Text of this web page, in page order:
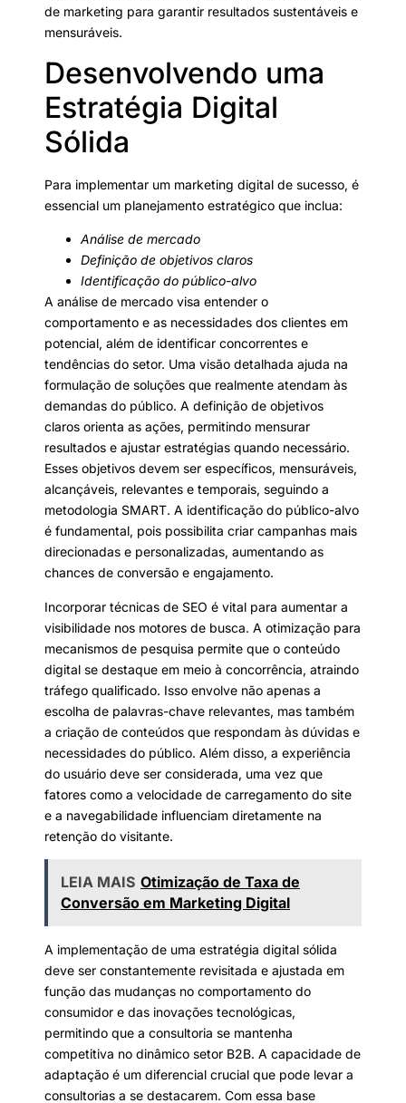
de marketing para garantir resultados sustentáveis e
mensuráveis.
Desenvolvendo uma
Estratégia Digital
Sólida
Para implementar um marketing digital de sucesso, é
essencial um planejamento estratégico que inclua:
Análise de mercado
Definição de objetivos claros
Identificação do público-alvo
A análise de mercado visa entender o
comportamento e as necessidades dos clientes em
potencial, além de identificar concorrentes e
tendências do setor. Uma visão detalhada ajuda na
formulação de soluções que realmente atendam às
demandas do público. A definição de objetivos
claros orienta as ações, permitindo mensurar
resultados e ajustar estratégias quando necessário.
Esses objetivos devem ser específicos, mensuráveis,
alcançáveis, relevantes e temporais, seguindo a
metodologia SMART. A identificação do público-alvo
é fundamental, pois possibilita criar campanhas mais
direcionadas e personalizadas, aumentando as
chances de conversão e engajamento.
Incorporar técnicas de SEO é vital para aumentar a
visibilidade nos motores de busca. A otimização para
mecanismos de pesquisa permite que o conteúdo
digital se destaque em meio à concorrência, atraindo
tráfego qualificado. Isso envolve não apenas a
escolha de palavras-chave relevantes, mas também
a criação de conteúdos que respondam às dúvidas e
necessidades do público. Além disso, a experiência
do usuário deve ser considerada, uma vez que
fatores como a velocidade de carregamento do site
e a navegabilidade influenciam diretamente na
retenção do visitante.
LEIA MAIS Otimização de Taxa de
Conversão em Marketing Digital
A implementação de uma estratégia digital sólida
deve ser constantemente revisitada e ajustada em
função das mudanças no comportamento do
consumidor e das inovações tecnológicas,
permitindo que a consultoria se mantenha
competitiva no dinâmico setor B2B. A capacidade de
adaptação é um diferencial crucial que pode levar a
consultorias a se destacarem. Com essa base